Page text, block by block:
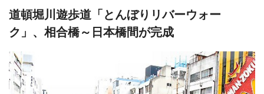
道頓堀川遊歩道「とんぼりリバーウォー
ク」、相合橋～日本橋間が完成